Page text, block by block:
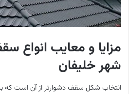
مزایا و معایب انواع
شهر خلیفان
انتخاب شکل سقف دشوارتر از آن است